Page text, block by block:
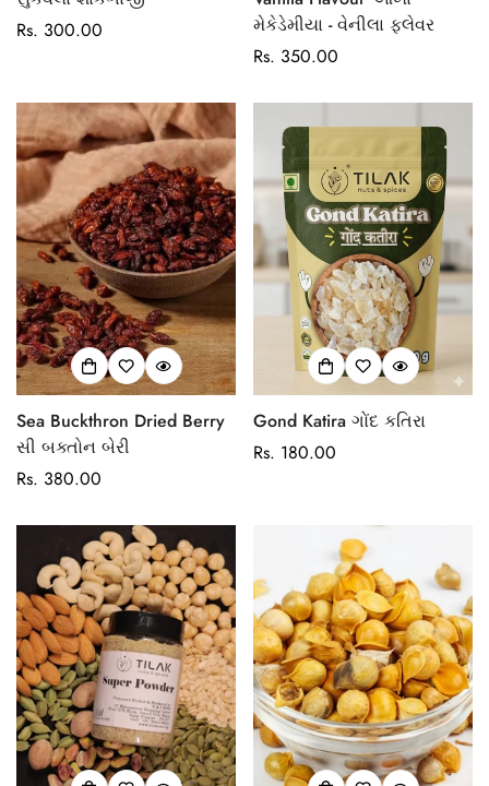
Regular
Rs. 300.00
મેકેડેમીયા - વેનીલા ફ્લેવર
Regular
Rs. 350.00
Sea Buckthron Dried Berry
સી બક્તોન બેરી
Regular
Rs. 380.00
Gond Katira ગોંદ કતિરા
Regular
Rs. 180.00
Confirm your age
Are you 18 years old or older?
No, I'm not Yes, I am